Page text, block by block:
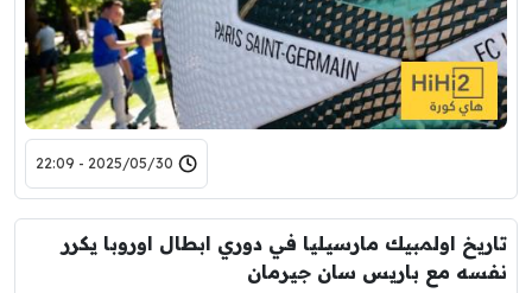
2025/05/30 - 22:09
تاريخ اولمبيك مارسيليا في دوري ابطال اوروبا يكرر
نفسه مع باريس سان جيرمان